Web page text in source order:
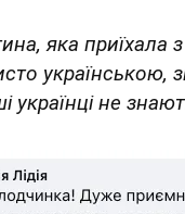
яка приїхала з
українською,
українці не